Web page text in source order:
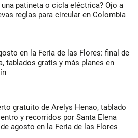
una patineta o cicla eléctrica? Ojo a
reglas para circular en Colombia
en la Feria de las Flores: final de
tablados gratis y más planes en
gratuito de Arelys Henao, tablado
y recorridos por Santa Elena
agosto en la Feria de las Flores